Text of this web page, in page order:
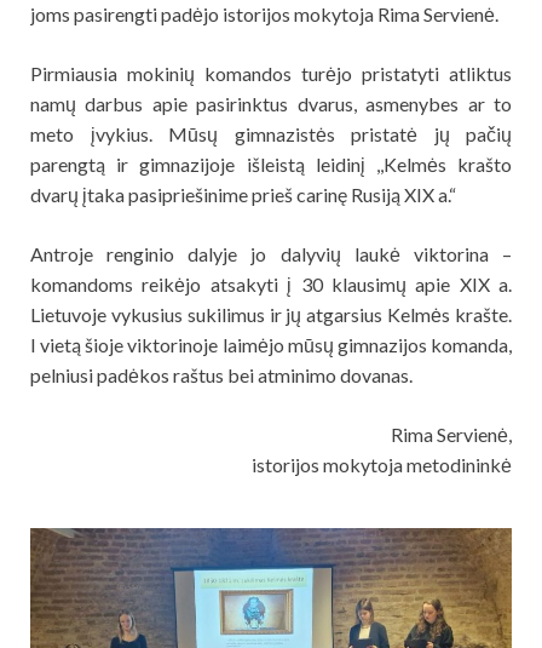
joms pasirengti padėjo istorijos mokytoja Rima Servienė.
Pirmiausia mokinių komandos turėjo pristatyti atliktus
namų darbus apie pasirinktus dvarus, asmenybes ar to
meto įvykius. Mūsų gimnazistės pristatė jų pačių
parengtą ir gimnazijoje išleistą leidinį ,,Kelmės krašto
dvarų įtaka pasipriešinime prieš carinę Rusiją XIX a.“
Antroje renginio dalyje jo dalyvių laukė viktorina –
komandoms reikėjo atsakyti į 30 klausimų apie XIX a.
Lietuvoje vykusius sukilimus ir jų atgarsius Kelmės krašte.
I vietą šioje viktorinoje laimėjo mūsų gimnazijos komanda,
pelniusi padėkos raštus bei atminimo dovanas.
Rima Servienė,
istorijos mokytoja metodininkė